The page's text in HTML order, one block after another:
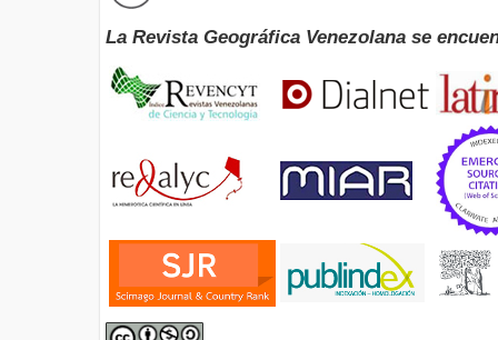
La Revista Geográfica Venezolana se